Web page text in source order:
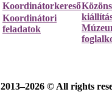
Koordinátorkereső
Koordinátori
feladatok
2013–2026 © All rights